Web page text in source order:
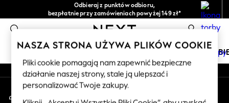
Odbieraj z punktów odbioru,
bezpłatnie przy zamówieniach powyżej 149 zł*
Łatwe zwroty*
0
HOLIDAY SHOP
Women's Holiday Shop
An error occurred on client
Nasze media społecznościowe
Moje konto
Zaloguj się na swoje konto
NASZA STRONA UŻYWA PLIKÓW COOKIE
Pliki cookie pomagają nam zapewnić bezpieczne
działanie naszej strony, stale ją ulepszać i
personalizować Twoje zakupy.